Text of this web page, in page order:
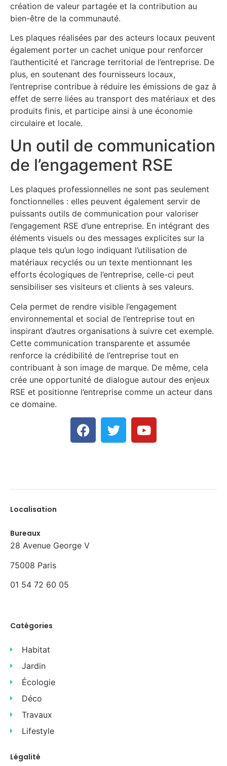
création de valeur partagée et la contribution au
bien-être de la communauté.
Les plaques réalisées par des acteurs locaux peuvent
également porter un cachet unique pour renforcer
l’authenticité et l’ancrage territorial de l’entreprise. De
plus, en soutenant des fournisseurs locaux,
l’entreprise contribue à réduire les émissions de gaz à
effet de serre liées au transport des matériaux et des
produits finis, et participe ainsi à une économie
circulaire et locale.
Un outil de communication
de l’engagement RSE
Les plaques professionnelles ne sont pas seulement
fonctionnelles : elles peuvent également servir de
puissants outils de communication pour valoriser
l’engagement RSE d’une entreprise. En intégrant des
éléments visuels ou des messages explicites sur la
plaque tels qu’un logo indiquant l’utilisation de
matériaux recyclés ou un texte mentionnant les
efforts écologiques de l’entreprise, celle-ci peut
sensibiliser ses visiteurs et clients à ses valeurs.
Cela permet de rendre visible l’engagement
environnemental et social de l’entreprise tout en
inspirant d’autres organisations à suivre cet exemple.
Cette communication transparente et assumée
renforce la crédibilité de l’entreprise tout en
contribuant à son image de marque. De même, cela
crée une opportunité de dialogue autour des enjeux
RSE et positionne l’entreprise comme un acteur dans
ce domaine.
Localisation
Bureaux
28 Avenue George V
75008 Paris
01 54 72 60 05
Catégories
Habitat
Jardin
Écologie
Déco
Travaux
Lifestyle
Légalité